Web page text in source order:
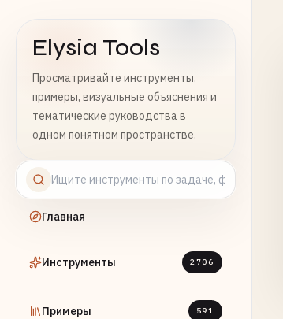
Elysia Tools
Просматривайте инструменты,
примеры, визуальные объяснения и
тематические руководства в
одном понятном пространстве.
Главная
Инструменты 2706
Примеры 591